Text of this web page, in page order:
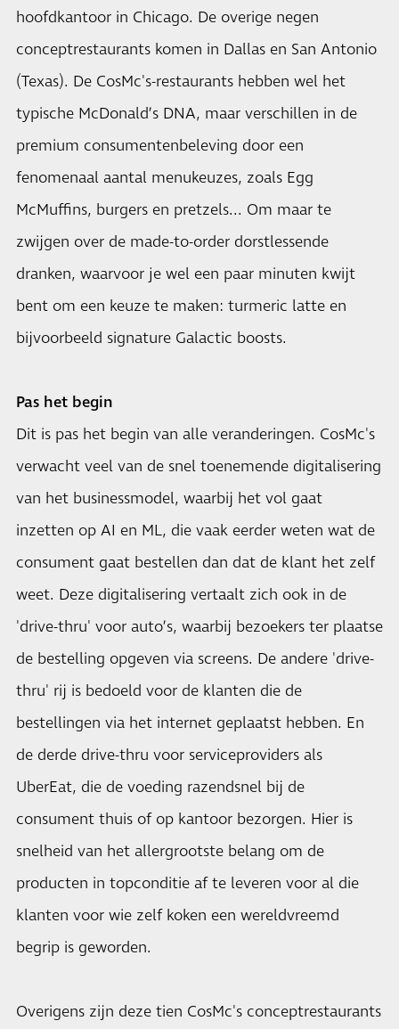
hoofdkantoor in Chicago. De overige negen
conceptrestaurants komen in Dallas en San Antonio
(Texas). De CosMc's-restaurants hebben wel het
typische McDonald’s DNA, maar verschillen in de
premium consumentenbeleving door een
fenomenaal aantal menukeuzes, zoals Egg
McMuffins, burgers en pretzels... Om maar te
zwijgen over de made-to-order dorstlessende
dranken, waarvoor je wel een paar minuten kwijt
bent om een keuze te maken: turmeric latte en
bijvoorbeeld signature Galactic boosts.
Pas het begin
Dit is pas het begin van alle veranderingen. CosMc's
verwacht veel van de snel toenemende digitalisering
van het businessmodel, waarbij het vol gaat
inzetten op AI en ML, die vaak eerder weten wat de
consument gaat bestellen dan dat de klant het zelf
weet. Deze digitalisering vertaalt zich ook in de
'drive-thru' voor auto’s, waarbij bezoekers ter plaatse
de bestelling opgeven via screens. De andere 'drive-
thru' rij is bedoeld voor de klanten die de
bestellingen via het internet geplaatst hebben. En
de derde drive-thru voor serviceproviders als
UberEat, die de voeding razendsnel bij de
consument thuis of op kantoor bezorgen. Hier is
snelheid van het allergrootste belang om de
producten in topconditie af te leveren voor al die
klanten voor wie zelf koken een wereldvreemd
begrip is geworden.
Overigens zijn deze tien CosMc's conceptrestaurants